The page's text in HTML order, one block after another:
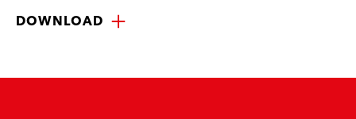
DOWNLOAD